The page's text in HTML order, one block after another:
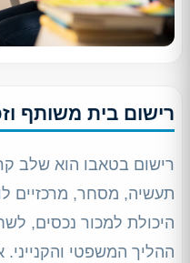
רישום בית משותף
רישום בטאבו הוא שלב
תעשיה, מסחר, מרכזיים
היכולת למכור נכסים,
ההליך המשפטי